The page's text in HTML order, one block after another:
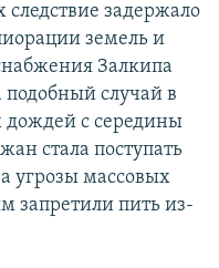
следствие задержало
земель и
Залкипа
подобный случай в
дождей с середины
стала поступать
угрозы массовых
запретили пить из-